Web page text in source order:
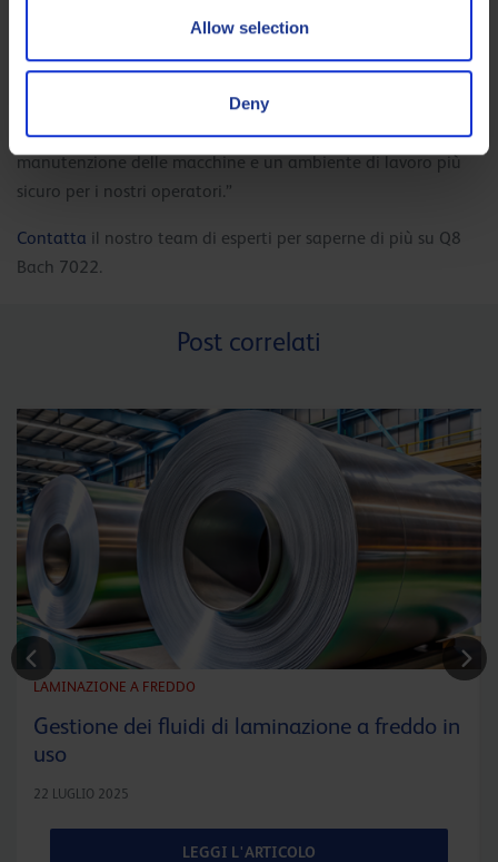
Allow selection
Deny
“Dopo soli tre mesi di test, Meunidec ha deciso di adottare
L’olio offre la stabilità, efficienza e durata che cercavamo.
Integrando questo fluido da taglio nei nostri processi,
abbiamo ottenuto maggiore produttività, minore
manutenzione delle macchine e un ambiente di lavoro più
sicuro per i nostri operatori.”
Contatta il nostro team di esperti per saperne di più su Q8
Bach 7022.
Post correlati
LAMINAZIONE A FREDDO
Gestione dei fluidi di laminazione a freddo in
uso
22 LUGLIO 2025
LEGGI L'ARTICOLO